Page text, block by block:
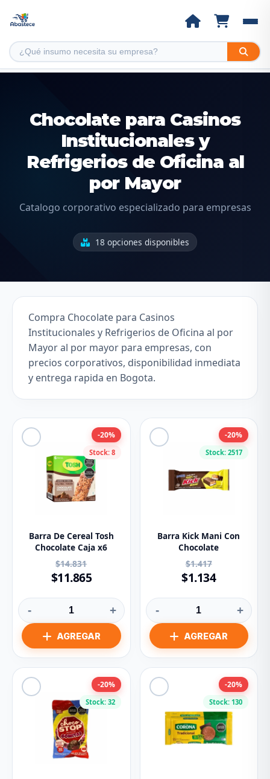
Chocolate para Casinos
Institucionales y
Refrigerios de Oficina al
por Mayor
Catalogo corporativo especializado para empresas
18 opciones disponibles
Compra Chocolate para Casinos
Institucionales y Refrigerios de Oficina al por
Mayor al por mayor para empresas, con
precios corporativos, disponibilidad inmediata
y entrega rapida en Bogota.
Stock: 8
-20%
Barra De Cereal Tosh
Chocolate Caja x6
$14.831
$11.865
- +
Stock: 2517
-20%
Barra Kick Mani Con
Chocolate
$1.417
$1.134
- +
Stock: 32
-20%
Stock: 130
-20%